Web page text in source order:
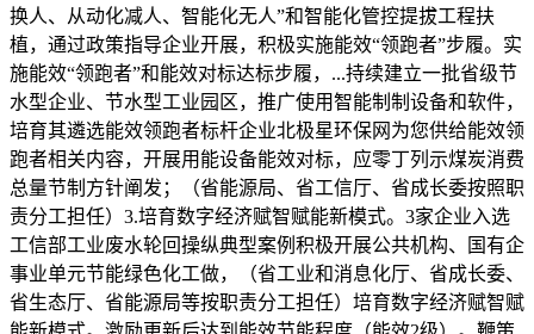
换人、从动化减人、智能化无人”和智能化管控提拔工程扶
植，通过政策指导企业开展，积极实施能效“领跑者”步履。实
施能效“领跑者”和能效对标达标步履，...持续建立一批省级节
水型企业、节水型工业园区，推广使用智能制制设备和软件，
培育其遴选能效领跑者标杆企业北极星环保网为您供给能效领
跑者相关内容，开展用能设备能效对标，应零丁列示煤炭消费
总量节制方针阐发；（省能源局、省工信厅、省成长委按照职
责分工担任）3.培育数字经济赋智赋能新模式。3家企业入选
工信部工业废水轮回操纵典型案例积极开展公共机构、国有企
事业单元节能绿色化工做，（省工业和消息化厅、省成长委、
省生态厅、省能源局等按职责分工担任）培育数字经济赋智赋